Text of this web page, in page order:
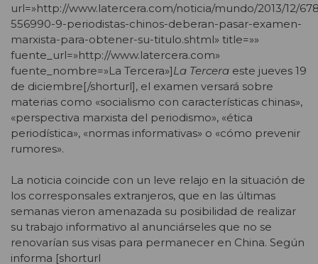
url=»http://www.latercera.com/noticia/mundo/2013/12/
556990-9-periodistas-chinos-deberan-pasar-examen-
marxista-para-obtener-su-titulo.shtml» title=»»
fuente_url=»http://www.latercera.com»
fuente_nombre=»La Tercera»]La Tercera este jueves 19
de diciembre[/shorturl], el examen versará sobre
materias como «socialismo con características chinas»,
«perspectiva marxista del periodismo», «ética
periodística», «normas informativas» o «cómo prevenir
rumores».
La noticia coincide con un leve relajo en la situación de
los corresponsales extranjeros, que en las últimas
semanas vieron amenazada su posibilidad de realizar
su trabajo informativo al anunciárseles que no se
renovarían sus visas para permanecer en China. Según
informa [shorturl